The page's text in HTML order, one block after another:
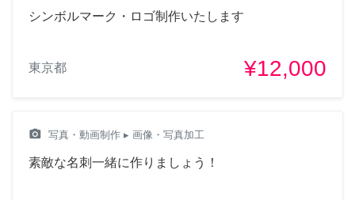
シンボルマーク・ロゴ制作いたします
東京都 ¥12,000
camera_alt 写真・動画制作 ▸ 画像・写真加工
素敵な名刺一緒に作りましょう！